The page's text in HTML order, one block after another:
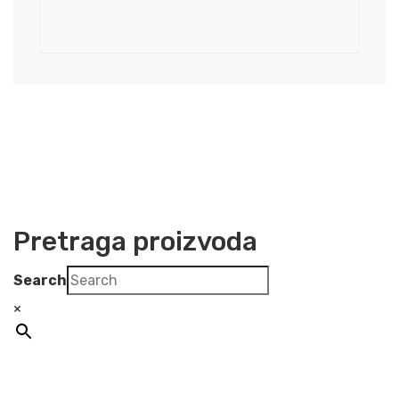
Pretraga proizvoda
Search
×